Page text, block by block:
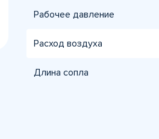
Рабочее давление
Расход воздуха
Длина сопла